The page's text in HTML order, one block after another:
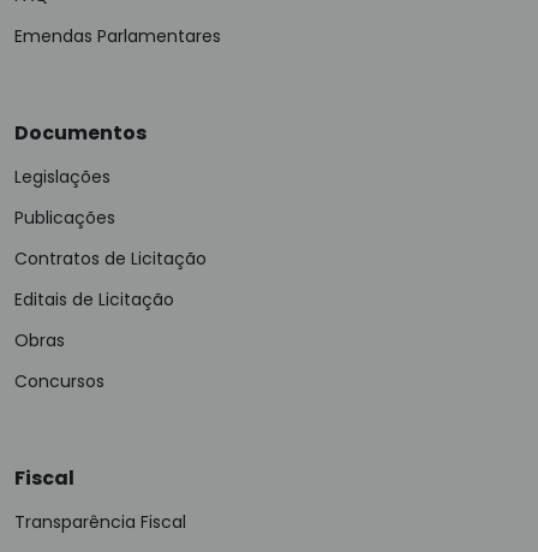
Emendas Parlamentares
Documentos
Legislações
Publicações
Contratos de Licitação
Editais de Licitação
Obras
Concursos
Fiscal
Transparência Fiscal